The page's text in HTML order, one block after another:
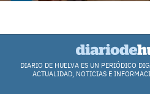
DIARIO DE HUELVA ES UN PERIÓDICO
ACTUALIDAD, NOTICIAS E